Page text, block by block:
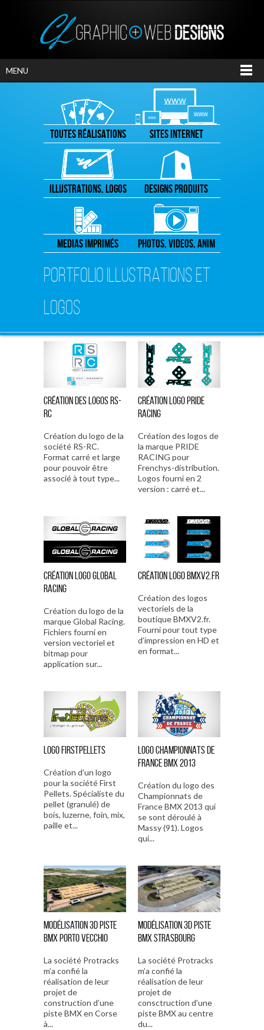
MENU
TOUTES RÉALISATIONS SITES INTERNET
ILLUSTRATIONS, LOGOS DESIGNS PRODUITS
MEDIAS IMPRIMÉS PHOTOS, VIDEOS, ANIM
PORTFOLIO ILLUSTRATIONS ET
LOGOS
Création des logos RS-
RC
Création du logo de la
société RS-RC.
Format carré et large
pour pouvoir être
associé à tout type...
Création logo Pride
Racing
Création des logos de
la marque PRIDE
RACING pour
Frenchys-distribution.
Logos fourni en 2
version : carré et...
Création logo Global
Racing
Création du logo de la
marque Global Racing.
Fichiers fourni en
version vectoriel et
bitmap pour
application sur...
Création logo BMXV2.fr
Création des logos
vectoriels de la
boutique BMXV2.fr.
Fourni pour tout type
d’impression en HD et
en format...
LOGO FIRSTPELLETS
Création d’un logo
pour la société First
Pellets. Spécialiste du
pellet (granulé) de
bois, luzerne, foin, mix,
paille et...
LOGO CHAMPIONNATS DE
FRANCE BMX 2013
Création du logo des
Championnats de
France BMX 2013 qui
se sont déroulé à
Massy (91). Logos
qui...
Modélisation 3D piste
BMX Porto Vecchio
La société Protracks
m’a confié la
réalisation de leur
projet de
construction d’une
piste BMX en Corse
à...
Modélisation 3D piste
BMX Strasbourg
La société Protracks
m’a confié la
réalisation de leur
projet de
consctruction d’une
piste BMX au centre
du...